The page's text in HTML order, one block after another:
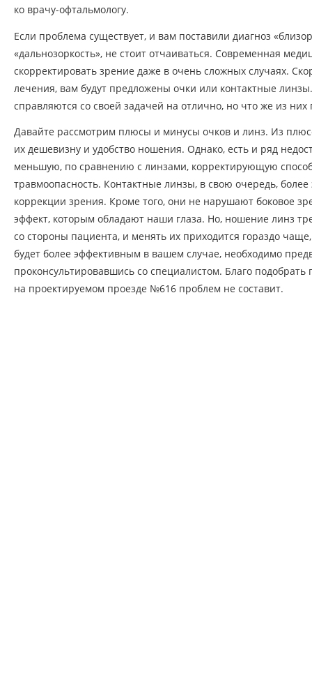
ко врачу-офтальмологу.
Если проблема существует, и вам поставили диагноз
«дальнозоркость», не стоит отчаиваться. Современная
скорректировать зрение даже в очень сложных случаях.
лечения, вам будут предложены очки или контактные
справляются со своей задачей на отлично, но что же из них
Давайте рассмотрим плюсы и минусы очков и линз. Из
их дешевизну и удобство ношения. Однако, есть и ряд
меньшую, по сравнению с линзами, корректирующую
травмоопасность. Контактные линзы, в свою очередь,
коррекции зрения. Кроме того, они не нарушают боковое
эффект, которым обладают наши глаза. Но, ношение линз
со стороны пациента, и менять их приходится гораздо
будет более эффективным в вашем случае, необходимо
проконсультировавшись со специалистом. Благо
на проектируемом проезде №616 проблем не составит.